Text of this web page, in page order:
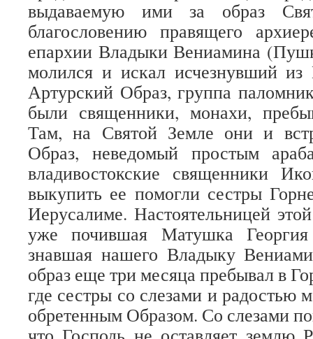
выдаваемую ими за образ
благословению правящего
епархии Владыки Вениамина
молился и искал исчезнувший из
Артурский Образ, группа
были священники, монахи,
Там, на Святой Земле они и
Образ, неведомый простым
владивостокские священники
выкупить ее помогли сестры
Иерусалиме. Настоятельницей
уже почившая Матушка
знавшая нашего Владыку
образ еще три месяца пребывал в
где сестры со слезами и радостью
обретенным Образом. Со слезами